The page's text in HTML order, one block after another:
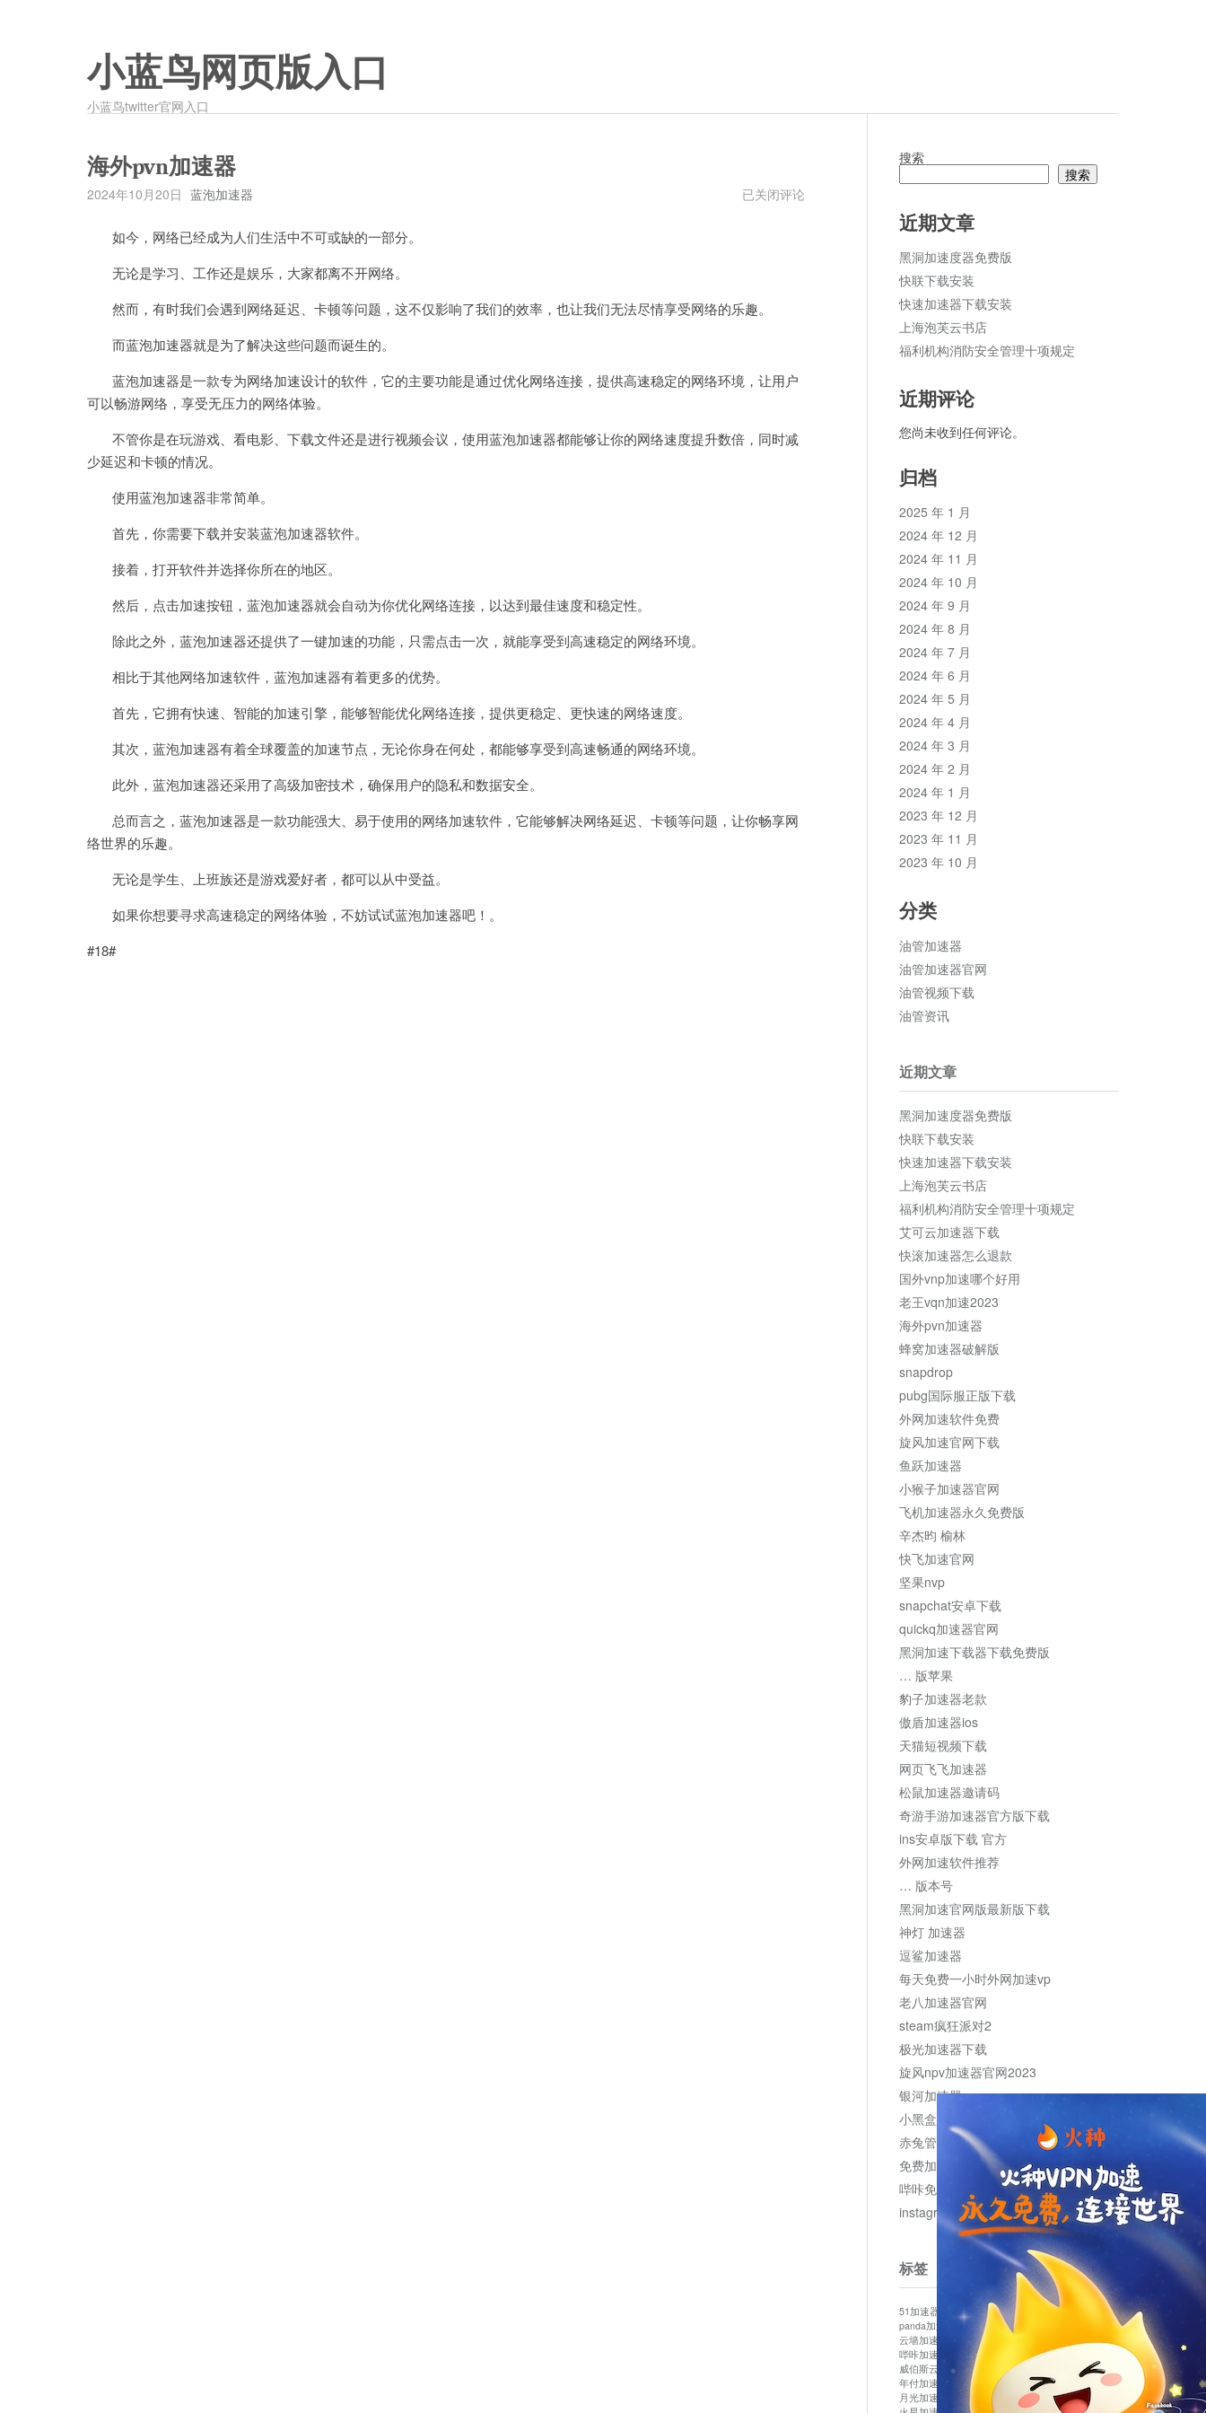
小蓝鸟网页版入口
小蓝鸟twitter官网入口
海外pvn加速器
2024年10月20日 蓝泡加速器
海
已关闭评论
如今，网络已经成为人们生活中不可或缺的一部分。
无论是学习、工作还是娱乐，大家都离不开网络。
然而，有时我们会遇到网络延迟、卡顿等问题，这不仅影响了我们的效率，也让我们无法尽情享受网络的乐趣。
而蓝泡加速器就是为了解决这些问题而诞生的。
蓝泡加速器是一款专为网络加速设计的软件，它的主要功能是通过优化网络连接，提供高速稳定的网络环境，让用户
可以畅游网络，享受无压力的网络体验。
不管你是在玩游戏、看电影、下载文件还是进行视频会议，使用蓝泡加速器都能够让你的网络速度提升数倍，同时减
少延迟和卡顿的情况。
使用蓝泡加速器非常简单。
首先，你需要下载并安装蓝泡加速器软件。
接着，打开软件并选择你所在的地区。
然后，点击加速按钮，蓝泡加速器就会自动为你优化网络连接，以达到最佳速度和稳定性。
除此之外，蓝泡加速器还提供了一键加速的功能，只需点击一次，就能享受到高速稳定的网络环境。
相比于其他网络加速软件，蓝泡加速器有着更多的优势。
首先，它拥有快速、智能的加速引擎，能够智能优化网络连接，提供更稳定、更快速的网络速度。
其次，蓝泡加速器有着全球覆盖的加速节点，无论你身在何处，都能够享受到高速畅通的网络环境。
此外，蓝泡加速器还采用了高级加密技术，确保用户的隐私和数据安全。
总而言之，蓝泡加速器是一款功能强大、易于使用的网络加速软件，它能够解决网络延迟、卡顿等问题，让你畅享网
络世界的乐趣。
无论是学生、上班族还是游戏爱好者，都可以从中受益。
如果你想要寻求高速稳定的网络体验，不妨试试蓝泡加速器吧！。
#18#
搜索
搜索
近期文章
黑洞加速度器免费版
快联下载安装
快速加速器下载安装
上海泡芙云书店
福利机构消防安全管理十项规定
近期评论
您尚未收到任何评论。
归档
2025 年 1 月
2024 年 12 月
2024 年 11 月
2024 年 10 月
2024 年 9 月
2024 年 8 月
2024 年 7 月
2024 年 6 月
2024 年 5 月
2024 年 4 月
2024 年 3 月
2024 年 2 月
2024 年 1 月
2023 年 12 月
2023 年 11 月
2023 年 10 月
分类
油管加速器
油管加速器官网
油管视频下载
油管资讯
近期文章
黑洞加速度器免费版
快联下载安装
快速加速器下载安装
上海泡芙云书店
福利机构消防安全管理十项规定
艾可云加速器下载
快滚加速器怎么退款
国外vnp加速哪个好用
老王vqn加速2023
海外pvn加速器
蜂窝加速器破解版
snapdrop
pubg国际服正版下载
外网加速软件免费
旋风加速官网下载
鱼跃加速器
小猴子加速器官网
飞机加速器永久免费版
辛杰昀 榆林
快飞加速官网
坚果nvp
snapchat安卓下载
quickq加速器官网
黑洞加速下载器下载免费版
… 版苹果
豹子加速器老款
傲盾加速器ios
天猫短视频下载
网页飞飞加速器
松鼠加速器邀请码
奇游手游加速器官方版下载
ins安卓版下载 官方
外网加速软件推荐
… 版本号
黑洞加速官网版最新版下载
神灯 加速器
逗鲨加速器
每天免费一小时外网加速vp
老八加速器官网
steam疯狂派对2
极光加速器下载
旋风npv加速器官网2023
银河加速器
小黑盒加速器加速
赤兔管理平台
免费加速器
哔咔免费加速服务器
instagram网页版登录入口
标签
51加速器 bitznet hidecat i7加速器
kuai500
panda加速器
snap加速器 vp加速器
中信加速器
云墙加速器
云速加速器
哔咔加速器
哔咔哔咔加速器 喵云 回锅肉加速器
威伯斯云
小明加速器 小蓝鸟加速器
布谷vp加速器
年付加速器
心阶云 快连 怎么上外网
易飞加速器
月光加速器
机场加速器 松果云 梯子加速器